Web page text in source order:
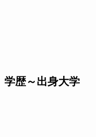
学歴～出身大学